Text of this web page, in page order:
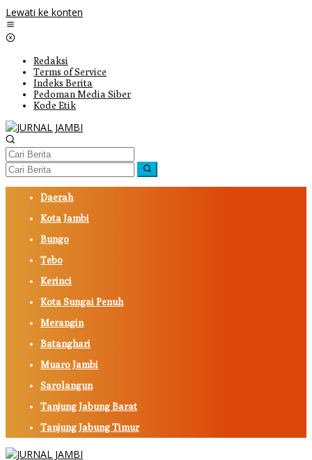
Lewati ke konten
Redaksi
Terms of Service
Indeks Berita
Pedoman Media Siber
Kode Etik
Daerah
Kota Jambi
Bungo
Tebo
Kerinci
Kota Sungai Penuh
Merangin
Batanghari
Muaro Jambi
Sarolangun
Tanjung Jabung Barat
Tanjung Jabung Timur